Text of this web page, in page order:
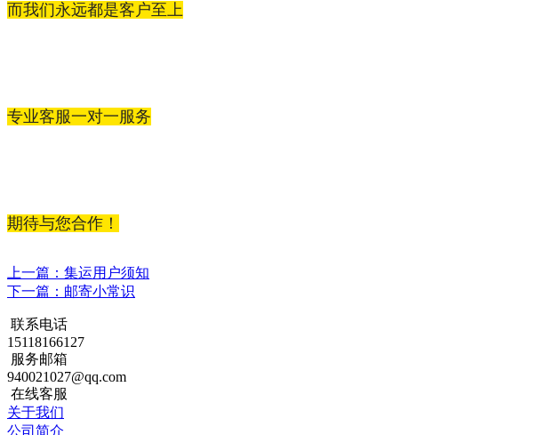
而我们永远都是客户至上
专业客服一对一服务
期待与您合作！
上一篇：集运用户须知
下一篇：邮寄小常识
联系电话
15118166127
服务邮箱
940021027@qq.com
在线客服
关于我们
公司简介